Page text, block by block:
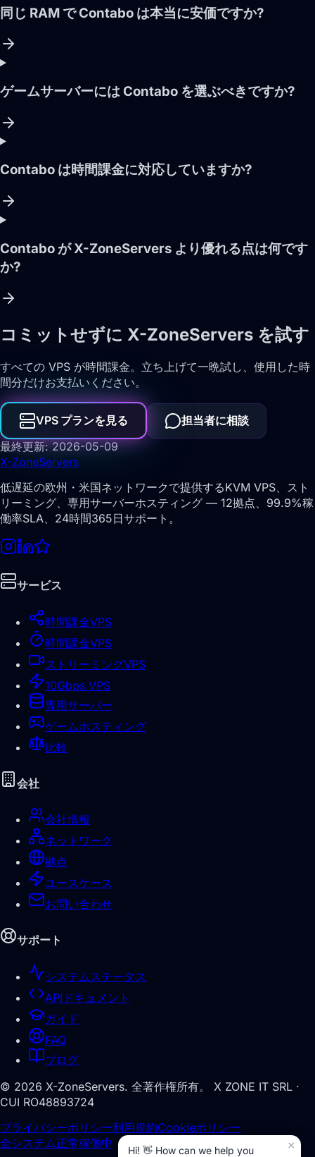
同じ RAM で Contabo は本当に安価ですか?
ゲームサーバーには Contabo を選ぶべきですか?
Contabo は時間課金に対応していますか?
Contabo が X-ZoneServers より優れる点は何です
か?
コミットせずに X-ZoneServers を試す
すべての VPS が時間課金。立ち上げて一晩試し、使用した時
間分だけお支払いください。
VPS プランを見る
担当者に相談
最終更新: 2026-05-09
X-ZoneServers
低遅延の欧州・米国ネットワークで提供するKVM VPS、スト
リーミング、専用サーバーホスティング — 12拠点、99.9%稼
働率SLA、24時間365日サポート。
サービス
時間課金VPS
時間課金VPS
ストリーミングVPS
10Gbps VPS
専用サーバー
ゲームホスティング
比較
会社
会社情報
ネットワーク
拠点
ユースケース
お問い合わせ
サポート
システムステータス
APIドキュメント
ガイド
FAQ
ブログ
© 2026 X-ZoneServers. 全著作権所有。
X ZONE IT SRL ·
CUI RO48893724
プライバシーポリシー利用規約Cookieポリシー
全システム正常稼働中